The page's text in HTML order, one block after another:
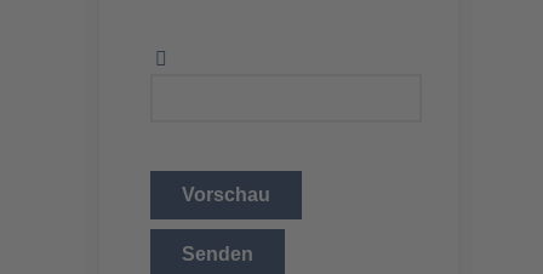
Vorschau
Senden